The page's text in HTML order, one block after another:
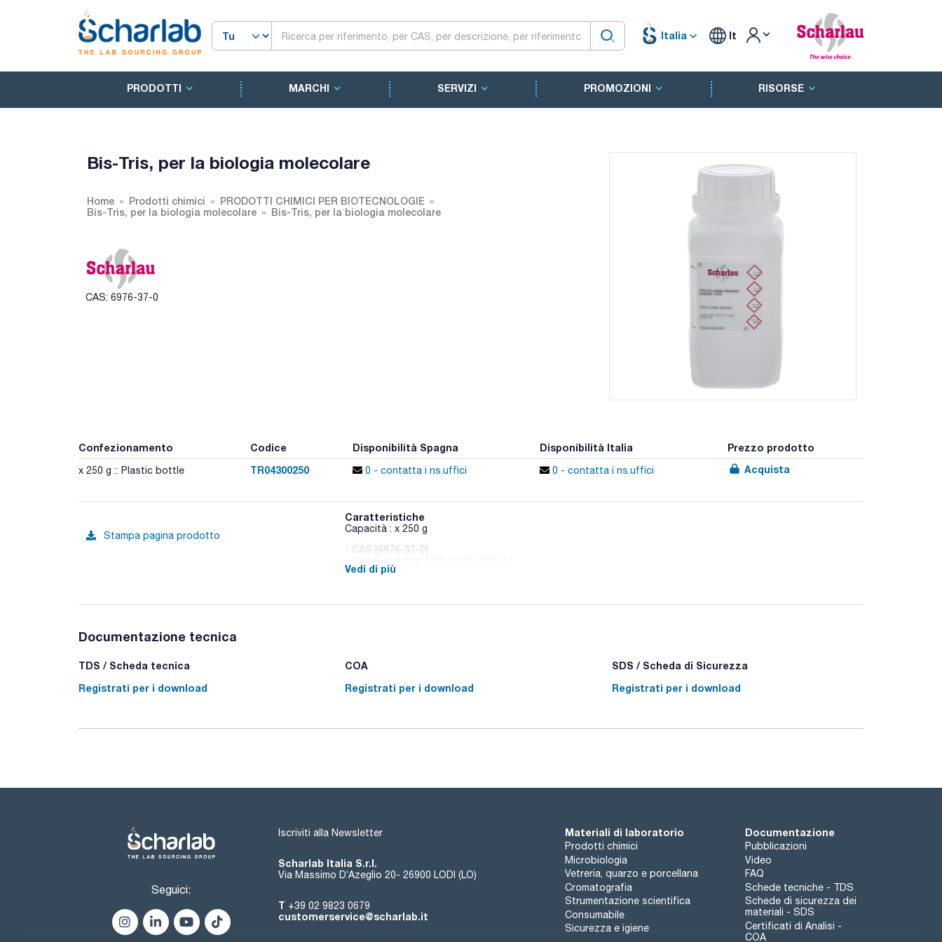
Italia It
PRODOTTI MARCHI SERVIZI PROMOZIONI RISORSE
Bis-Tris, per la biologia molecolare
Home Prodotti chimici
PRODOTTI CHIMICI PER BIOTECNOLOGIE
Bis-Tris, per la biologia molecolare
Bis-Tris, per la biologia molecolare
CAS: 6976-37-0
Confezionamento Codice Disponibilità Spagna Disponibilità Italia Prezzo prodotto
x 250 g :: Plastic bottle TR04300250 0 - contatta i ns.uffici 0 - contatta i ns.uffici Acquista
Stampa pagina prodotto
Caratteristiche
Capacità : x 250 g
- CAS [6976-37-0]
- Appearance: Blanco
assay (titration): min. 99 %
DNases, RNases, Proteases : non detected
Vedi di più
Documentazione tecnica
TDS / Scheda tecnica
Registrati per i download
COA
Registrati per i download
SDS / Scheda di Sicurezza
Registrati per i download
Seguici:
Iscriviti alla Newsletter
Scharlab Italia S.r.l.
Via Massimo D’Azeglio 20- 26900 LODI (LO)
T +39 02 9823 0679
customerservice@scharlab.it
Materiali di laboratorio
Prodotti chimici
Microbiologia
Vetreria, quarzo e porcellana
Cromatografia
Strumentazione scientifica
Consumabile
Sicurezza e igiene
Documentazione
Pubblicazioni
Video
FAQ
Schede tecniche - TDS
Schede di sicurezza dei
materiali - SDS
Certificati di Analisi -
COA